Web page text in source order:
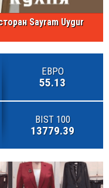
Sayram Uygur
ЕВРО
55.13
BIST 100
13779.39